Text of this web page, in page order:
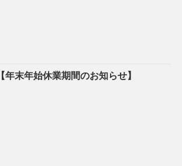
【年末年始休業期間のお知らせ】